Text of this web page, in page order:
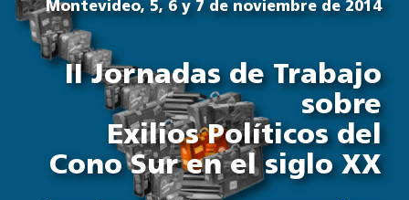
Montevideo, 5, 6 y 7 de noviembre de 2014
II Jornadas de Trabajo
sobre
Exilios Políticos del
Cono Sur en el siglo XX